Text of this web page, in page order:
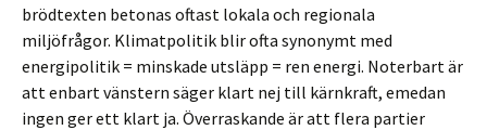
brödtexten betonas oftast lokala och regionala
miljöfrågor. Klimatpolitik blir ofta synonymt med
energipolitik = minskade utsläpp = ren energi. Noterbart är
att enbart vänstern säger klart nej till kärnkraft, emedan
ingen ger ett klart ja. Överraskande är att flera partier